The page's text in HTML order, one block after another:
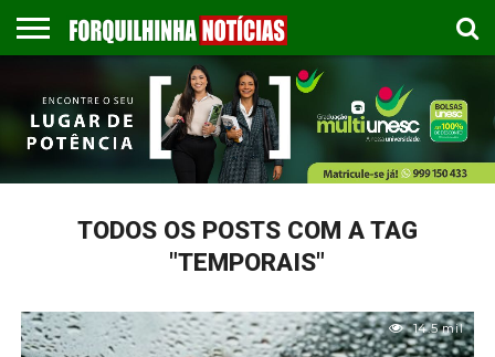
EMPREGOS
ESPORTES
PUBLICAÇÃO
LEGAL
GASTRONOMIA
CONTATO
TODOS OS POSTS COM A TAG
"TEMPORAIS"
14.5 mil